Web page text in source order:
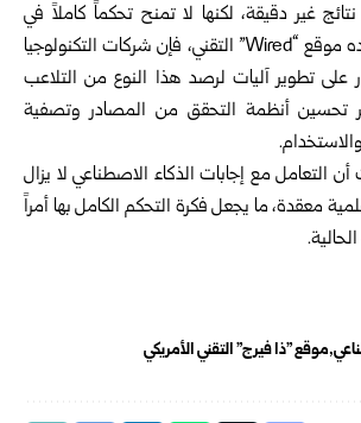
غير دقيقة، لكنها لا تمنح تحكماً كاملاً في
النظام، ووفقاً لما أورده موقع “Wired” التقني، فإن شركات التكنولوجيا
على تطوير آليات لرصد هذا النوع من التلاعب
تحسين أنظمة التحقق من المصادر وتصفية
والاستخدام.
التعامل مع إجابات الذكاء الاصطناعي لا يزال
معقدة، ما يجعل فكرة التحكم الكامل بها أمراً
موقع "ذا فيرج" التقني الأمريكي